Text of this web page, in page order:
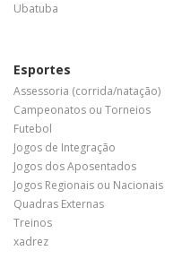
Ubatuba
Esportes
Assessoria (corrida/natação)
Campeonatos ou Torneios
Futebol
Jogos de Integração
Jogos dos Aposentados
Jogos Regionais ou Nacionais
Quadras Externas
Treinos
xadrez